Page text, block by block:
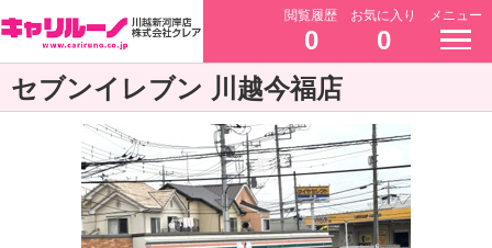
閲覧履歴
0
お気に入り
0
メニュー
セブンイレブン 川越今福店